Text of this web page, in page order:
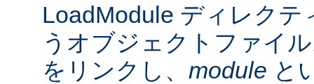
LoadModule ディレク
うオブジェクトファイ
をリンクし、 module と